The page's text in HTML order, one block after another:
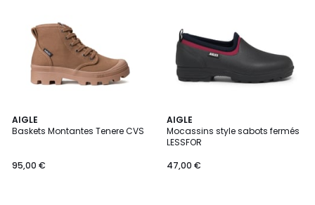
AIGLE
Baskets Montantes Tenere CVS
95,00 €
3,5
/ 5
AIGLE
Mocassins style sabots fermés
LESSFOR
47,00 €
5
/
5